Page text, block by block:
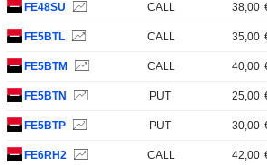
FE48SU CALL 38,00
FE5BTL CALL 35,00
FE5BTM CALL 40,00
FE5BTN PUT 25,00
FE5BTP PUT 30,00
FE6RH2 CALL 42,00